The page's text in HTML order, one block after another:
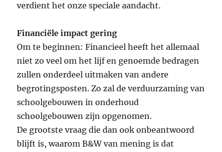
verdient het onze speciale aandacht.
Financiële impact gering
Om te beginnen: Financieel heeft het allemaal
niet zo veel om het lijf en genoemde bedragen
zullen onderdeel uitmaken van andere
begrotingsposten. Zo zal de verduurzaming van
schoolgebouwen in onderhoud
schoolgebouwen zijn opgenomen.
De grootste vraag die dan ook onbeantwoord
blijft is, waarom B&W van mening is dat